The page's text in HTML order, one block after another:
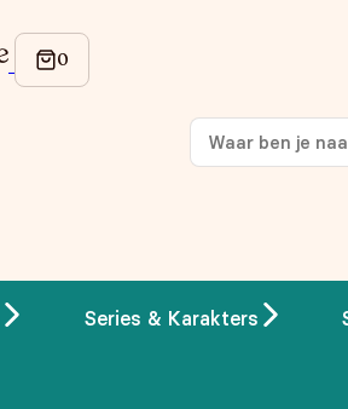
Series & Karakters
op je eerste